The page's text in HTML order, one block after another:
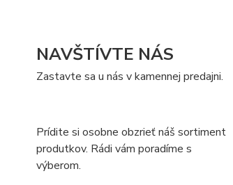
NAVŠTÍVTE NÁS
Zastavte sa u nás v kamennej predajni.
Prídite si osobne obzrieť náš sortiment
produtkov. Rádi vám poradíme s
výberom.